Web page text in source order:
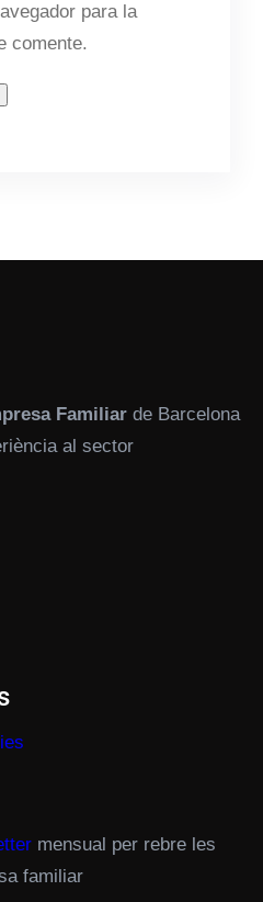
para la
comente.
Familiar de Barcelona
al sector
mensual per rebre les
familiar